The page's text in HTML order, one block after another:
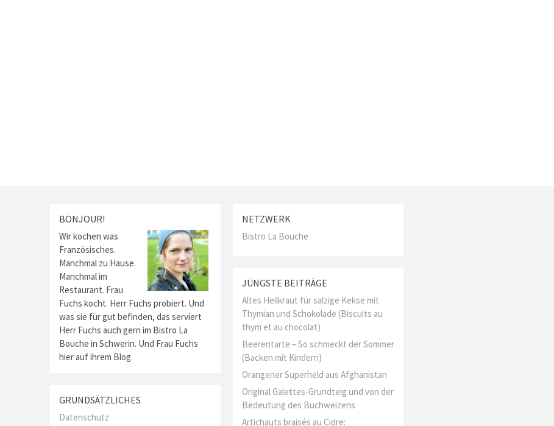
BONJOUR!
Wir kochen was
Französisches.
Manchmal zu Hause.
Manchmal im
Restaurant. Frau
Fuchs kocht. Herr Fuchs probiert. Und
was sie für gut befinden, das serviert
Herr Fuchs auch gern im Bistro La
Bouche in Schwerin. Und Frau Fuchs
hier auf ihrem Blog.
GRUNDSÄTZLICHES
Datenschutz
NETZWERK
Bistro La Bouche
JÜNGSTE BEITRÄGE
Altes Heilkraut für salzige Kekse mit
Thymian und Schokolade (Biscuits au
thym et au chocolat)
Beerentarte – So schmeckt der Sommer
(Backen mit Kindern)
Orangener Superheld aus Afghanistan
Original Galettes-Grundteig und von der
Bedeutung des Buchweizens
Artichauts braisés au Cidre: